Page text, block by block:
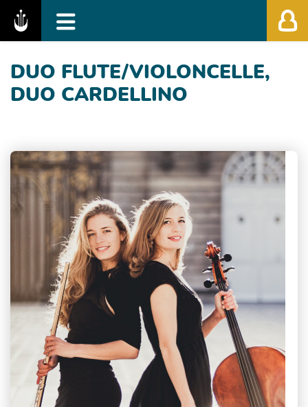
Fédération des Festivals de Musique
DUO FLUTE/VIOLONCELLE,
DUO CARDELLINO